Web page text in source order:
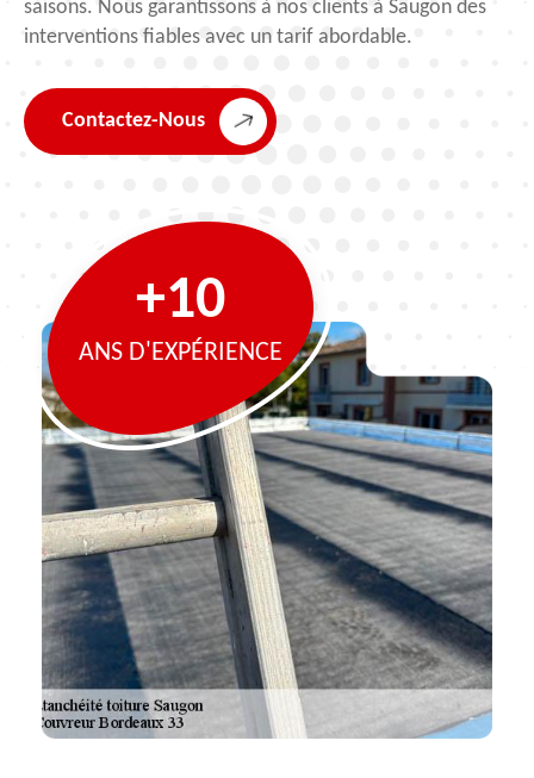
saisons. Nous garantissons à nos clients à Saugon des
interventions fiables avec un tarif abordable.
Contactez-Nous
+10
ANS D'EXPÉRIENCE